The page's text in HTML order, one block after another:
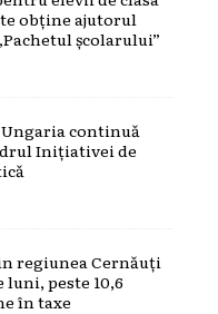
obține ajutorul
școlarului”
continuă
Inițiativei de
regiunea Cernăuți
peste 10,6
în taxe